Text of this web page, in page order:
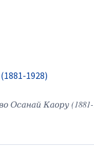
1928)
Каору (1881-